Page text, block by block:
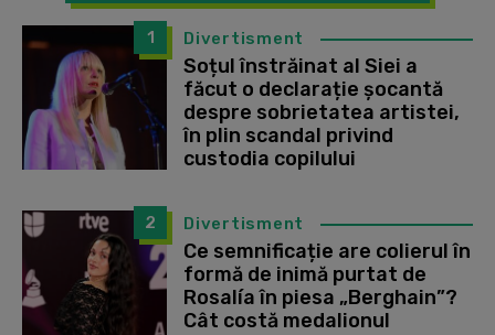
1 Divertisment
Soțul înstrăinat al Siei a
făcut o declarație șocantă
despre sobrietatea artistei,
în plin scandal privind
custodia copilului
2 Divertisment
Ce semnificație are colierul în
formă de inimă purtat de
Rosalía în piesa „Berghain”?
Cât costă medalionul